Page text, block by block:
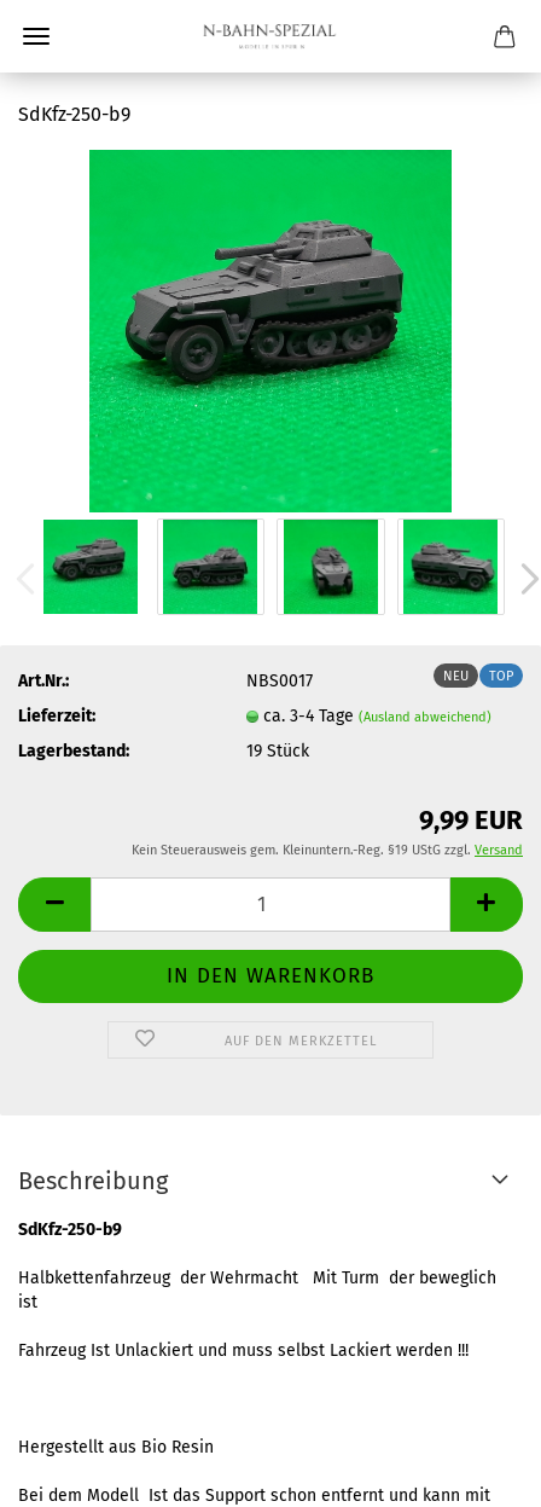
SdKfz-250-b9
NEU TOP
Art.Nr.:
NBS0017
Lieferzeit:
ca. 3-4 Tage(Ausland abweichend)
Lagerbestand: 19Stück
9,99 EUR
Kein Steuerausweis gem. Kleinuntern.-Reg. §19 UStG zzgl. Versand
AUF DEN MERKZETTEL
Beschreibung
SdKfz-250-b9
Halbkettenfahrzeug der Wehrmacht Mit Turm der beweglich
ist
Fahrzeug Ist Unlackiert und muss selbst Lackiert werden !!!
Hergestellt aus Bio Resin
Bei dem Modell Ist das Support schon entfernt und kann mit